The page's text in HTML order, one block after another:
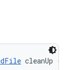
cleanUp